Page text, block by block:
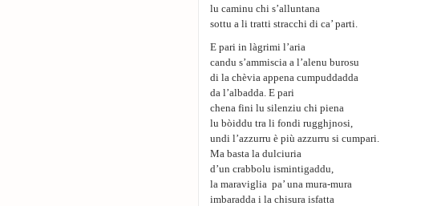
lu caminu chi s’alluntana
sottu a li tratti stracchi di ca’ parti.
E pari in làgrimi l’aria
candu s’ammiscia a l’alenu burosu
di la chèvia appena cumpuddadda
da l’albadda. E pari
chena fini lu silenziu chi piena
lu bòiddu tra li fondi rugghjnosi,
undi l’azzurru è più azzurru si cumpari.
Ma basta la dulciuria
d’un crabbolu ismintigaddu,
la maraviglia pa’ una mura-mura
imbaradda i la chisura isfatta